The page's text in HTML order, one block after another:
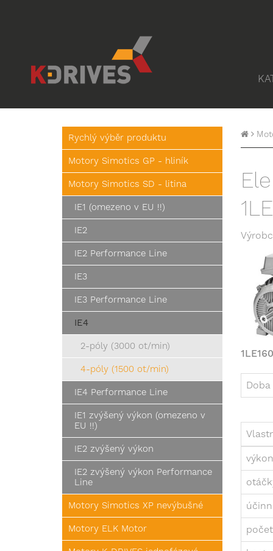
Rychlý výběr produktu
Motory Simotics GP - hliník
Motory Simotics SD - litina
IE1 (omezeno v EU !!)
IE2
IE2 Performance Line
IE3
IE3 Performance Line
IE4
2-póly (3000 ot/min)
4-póly (1500 ot/min)
IE4 Performance Line
IE1 zvýšený výkon (omezeno v
EU !!)
IE2 zvýšený výkon
IE2 zvýšený výkon Performance
Line
Motory Simotics XP nevýbušné
Motory ELK Motor